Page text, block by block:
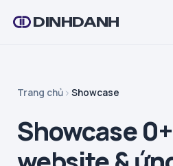
DINHDANH
Trang chủ Showcase
Showcase